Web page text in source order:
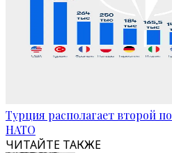
Турция располагает второй
НАТО
ЧИТАЙТЕ ТАКЖЕ